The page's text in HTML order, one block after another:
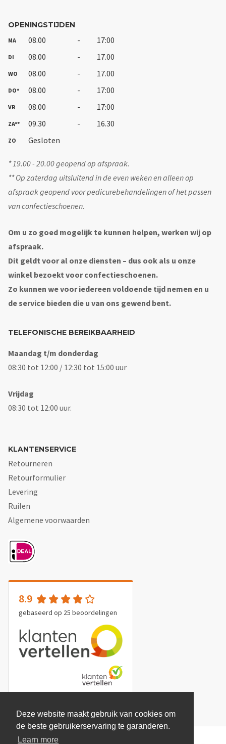
Deze website maakt gebruik van cookies om
de beste gebruikerservaring te garanderen.
Learn more
OPENINGSTIJDEN
MA 08.00 - 17:00
DI 08.00 - 17.00
WO 08.00 - 17.00
DO* 08.00 - 17:00
VR 08.00 - 17:00
ZA** 09.30 - 16.30
ZO Gesloten
* 19.00 - 20.00 geopend op afspraak.
** Op zaterdag uitsluitend in de even weken en alleen op
afspraak geopend voor pedicurebehandelingen of het passen
van confectieschoenen.
Om u zo goed mogelijk te kunnen helpen, werken wij op
afspraak.
Dit geldt voor al onze diensten – dus ook als u onze
winkel bezoekt voor confectieschoenen.
Zo kunnen we voor iedereen voldoende tijd nemen en u
de service bieden die u van ons gewend bent.
TELEFONISCHE BEREIKBAARHEID
Maandag t/m donderdag
08:30 tot 12:00 / 12:30 tot 15:00 uur
Vrijdag
08:30 tot 12:00 uur.
KLANTENSERVICE
Retourneren
Retourformulier
Levering
Ruilen
Algemene voorwaarden
8.9
gebaseerd op 25 beoordelingen